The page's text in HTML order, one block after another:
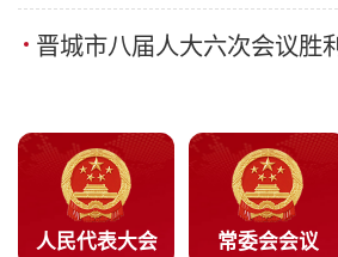
晋城市八届人大六次会议胜
人民代表大会 常委会会议